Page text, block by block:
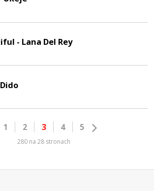
- Lana Del Rey
1 2 3 4 5
280 na 28 stronach